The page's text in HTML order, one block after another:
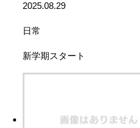
2025.08.29
日常
新学期スタート